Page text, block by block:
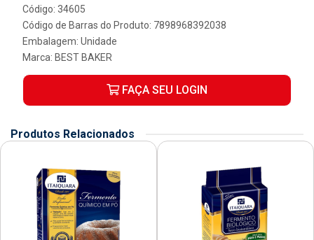
Código: 34605
Código de Barras do Produto: 7898968392038
Embalagem: Unidade
Marca: BEST BAKER
FAÇA SEU LOGIN
Produtos Relacionados